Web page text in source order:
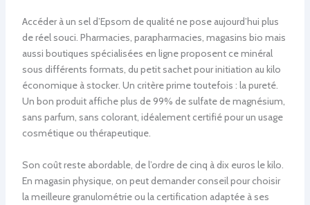
Accéder à un sel d’Epsom de qualité ne pose aujourd’hui plus
de réel souci. Pharmacies, parapharmacies, magasins bio mais
aussi boutiques spécialisées en ligne proposent ce minéral
sous différents formats, du petit sachet pour initiation au kilo
économique à stocker. Un critère prime toutefois : la pureté.
Un bon produit affiche plus de 99% de sulfate de magnésium,
sans parfum, sans colorant, idéalement certifié pour un usage
cosmétique ou thérapeutique.
Son coût reste abordable, de l’ordre de cinq à dix euros le kilo.
En magasin physique, on peut demander conseil pour choisir
la meilleure granulométrie ou la certification adaptée à ses